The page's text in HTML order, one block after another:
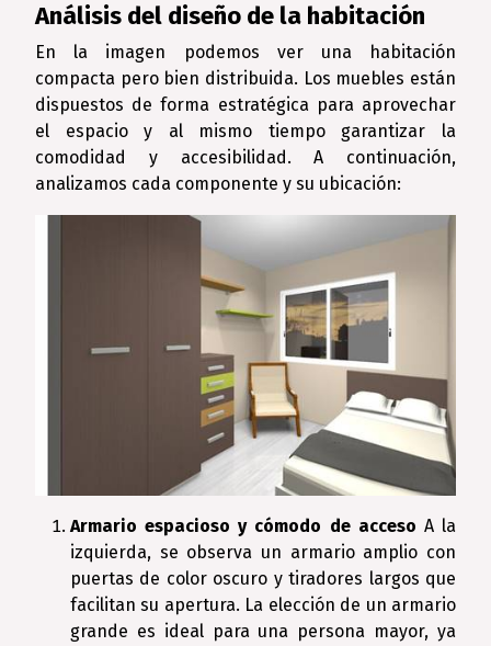
Análisis del diseño de la habitación
En la imagen podemos ver una habitación
compacta pero bien distribuida. Los muebles están
dispuestos de forma estratégica para aprovechar
el espacio y al mismo tiempo garantizar la
comodidad y accesibilidad. A continuación,
analizamos cada componente y su ubicación:
Armario espacioso y cómodo de acceso A la
izquierda, se observa un armario amplio con
puertas de color oscuro y tiradores largos que
facilitan su apertura. La elección de un armario
grande es ideal para una persona mayor, ya